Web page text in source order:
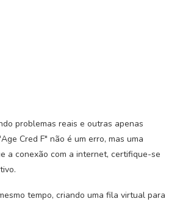
problemas reais e outras apenas
Cred F" não é um erro, mas uma
a conexão com a internet, certifique-se
tempo, criando uma fila virtual para